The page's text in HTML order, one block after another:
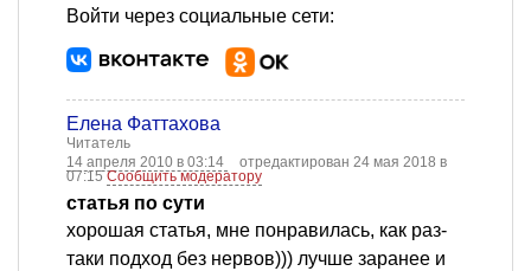
Войти через социальные сети:
Елена Фаттахова
Читатель
14 апреля 2010 в 03:14
отредактирован 24 мая 2018 в
07:15Сообщить модератору
статья по сути
хорошая статья, мне понравилась, как раз-
таки подход без нервов))) лучше заранее и